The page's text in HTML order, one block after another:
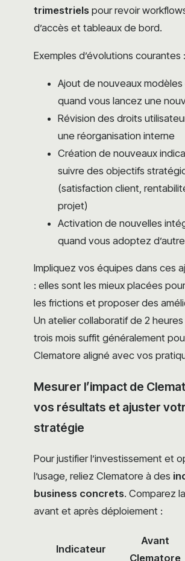
trimestriels pour revoir
d’accès et tableaux de bord.
Exemples d’évolutions courantes :
Ajout de nouveaux
quand vous lancez une
Révision des droits
une réorganisation interne
Création de nouveaux
suivre des objectifs
(satisfaction client,
projet)
Activation de nouvelles
quand vous adoptez
Impliquez vos équipes dans ces
: elles sont les mieux placées
les frictions et proposer des
Un atelier collaboratif de 2
trois mois suffit généralement
Clematore aligné avec vos
Mesurer l’impact de
vos résultats et ajuster
stratégie
Pour justifier l’investissement et
l’usage, reliez Clematore à des
business concrets. Comparez
avant et après déploiement :
Indicateur
Avant
Clematore